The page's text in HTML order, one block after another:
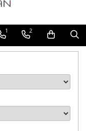
1 2